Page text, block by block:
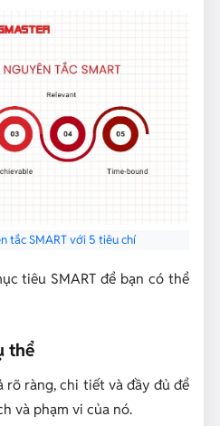
tắc SMART với 5 tiêu chí
tiêu SMART để bạn có thể
thể
rõ ràng, chi tiết và đầy đủ để
và phạm vi của nó.